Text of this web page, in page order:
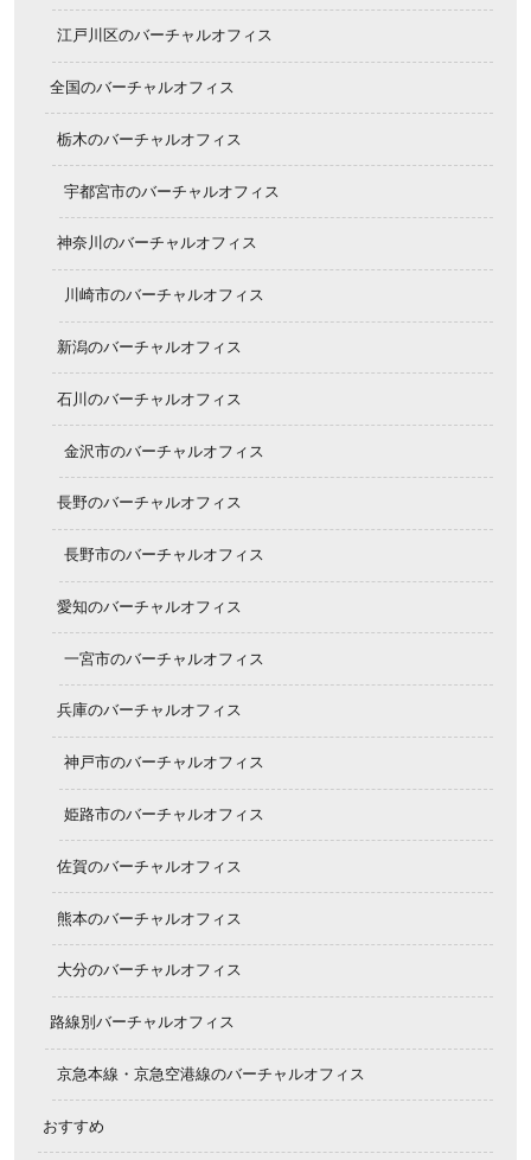
江戸川区のバーチャルオフィス
全国のバーチャルオフィス
栃木のバーチャルオフィス
宇都宮市のバーチャルオフィス
神奈川のバーチャルオフィス
川崎市のバーチャルオフィス
新潟のバーチャルオフィス
石川のバーチャルオフィス
金沢市のバーチャルオフィス
長野のバーチャルオフィス
長野市のバーチャルオフィス
愛知のバーチャルオフィス
一宮市のバーチャルオフィス
兵庫のバーチャルオフィス
神戸市のバーチャルオフィス
姫路市のバーチャルオフィス
佐賀のバーチャルオフィス
熊本のバーチャルオフィス
大分のバーチャルオフィス
路線別バーチャルオフィス
京急本線・京急空港線のバーチャルオフィス
おすすめ